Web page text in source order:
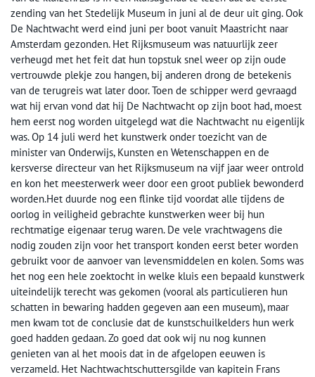
zending van het Stedelijk Museum in juni al de deur uit ging. Ook
De Nachtwacht werd eind juni per boot vanuit Maastricht naar
Amsterdam gezonden. Het Rijksmuseum was natuurlijk zeer
verheugd met het feit dat hun topstuk snel weer op zijn oude
vertrouwde plekje zou hangen, bij anderen drong de betekenis
van de terugreis wat later door. Toen de schipper werd gevraagd
wat hij ervan vond dat hij De Nachtwacht op zijn boot had, moest
hem eerst nog worden uitgelegd wat die Nachtwacht nu eigenlijk
was. Op 14 juli werd het kunstwerk onder toezicht van de
minister van Onderwijs, Kunsten en Wetenschappen en de
kersverse directeur van het Rijksmuseum na vijf jaar weer ontrold
en kon het meesterwerk weer door een groot publiek bewonderd
worden.Het duurde nog een flinke tijd voordat alle tijdens de
oorlog in veiligheid gebrachte kunstwerken weer bij hun
rechtmatige eigenaar terug waren. De vele vrachtwagens die
nodig zouden zijn voor het transport konden eerst beter worden
gebruikt voor de aanvoer van levensmiddelen en kolen. Soms was
het nog een hele zoektocht in welke kluis een bepaald kunstwerk
uiteindelijk terecht was gekomen (vooral als particulieren hun
schatten in bewaring hadden gegeven aan een museum), maar
men kwam tot de conclusie dat de kunstschuilkelders hun werk
goed hadden gedaan. Zo goed dat ook wij nu nog kunnen
genieten van al het moois dat in de afgelopen eeuwen is
verzameld. Het Nachtwachtschuttersgilde van kapitein Frans